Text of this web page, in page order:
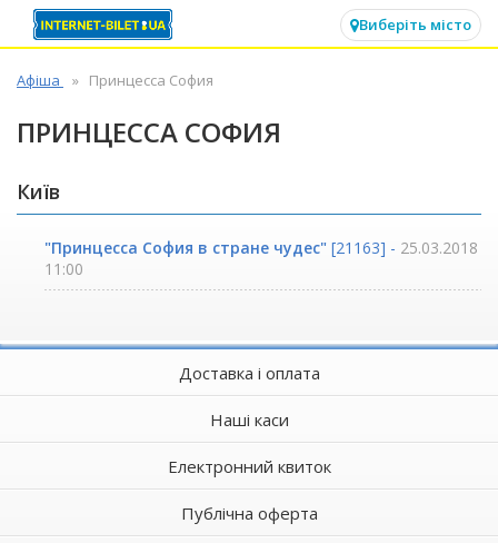
Виберіть місто
Афіша Принцесса София
ПРИНЦЕССА СОФИЯ
Київ
"Принцесса София в стране чудес" [21163] - 25.03.2018
11:00
Доставка і оплата
Наші каси
Електронний квиток
Публічна оферта